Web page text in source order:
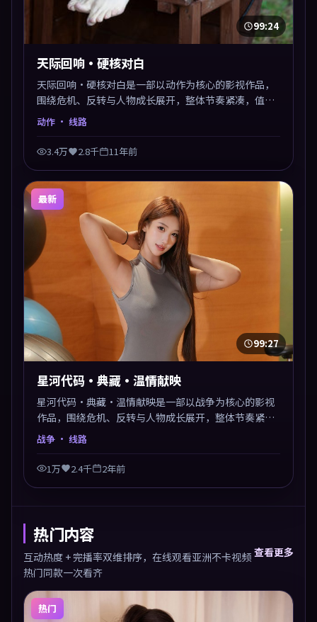
99:24
天际回响·硬核对白
天际回响·硬核对白是一部以动作为核心的影视作品，
围绕危机、反转与人物成长展开，整体节奏紧凑，值得
推荐观看。
动作 · 线路
3.4万 2.8千 11年前
最新
99:27
星河代码·典藏·温情献映
星河代码·典藏·温情献映是一部以战争为核心的影视
作品，围绕危机、反转与人物成长展开，整体节奏紧
凑，值得推荐观看。
战争 · 线路
1万 2.4千 2年前
热门内容
互动热度 + 完播率双维排序，在线观看亚洲不卡视频
热门同款一次看齐
查看更多
热门